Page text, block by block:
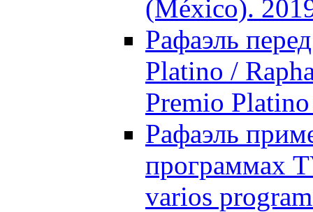
(México).
Рафаэль
Platino /
Premio
Рафаэль
программах
varios